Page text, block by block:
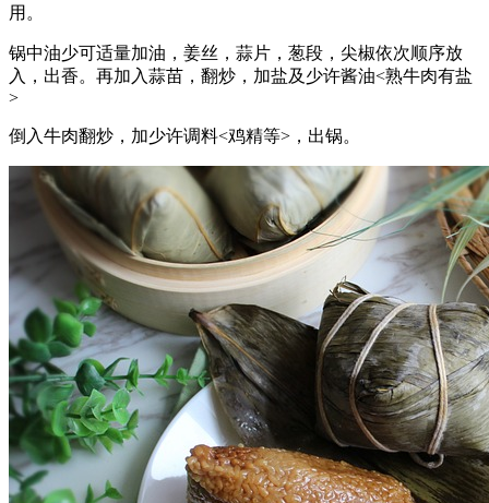
用。
锅中油少可适量加油，姜丝，蒜片，葱段，尖椒依次顺序放
入，出香。再加入蒜苗，翻炒，加盐及少许酱油<熟牛肉有盐
>
倒入牛肉翻炒，加少许调料<鸡精等>，出锅。